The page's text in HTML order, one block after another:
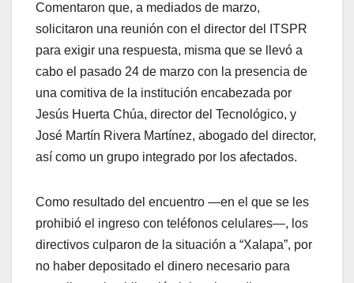
Comentaron que, a mediados de marzo,
solicitaron una reunión con el director del ITSPR
para exigir una respuesta, misma que se llevó a
cabo el pasado 24 de marzo con la presencia de
una comitiva de la institución encabezada por
Jesús Huerta Chúa, director del Tecnológico, y
José Martín Rivera Martínez, abogado del director,
así como un grupo integrado por los afectados.
Como resultado del encuentro —en el que se les
prohibió el ingreso con teléfonos celulares—, los
directivos culparon de la situación a “Xalapa”, por
no haber depositado el dinero necesario para